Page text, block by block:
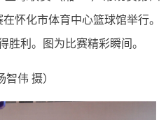
怀化市体育中心篮球馆举行。
利。图为比赛精彩瞬间。
伟 摄）